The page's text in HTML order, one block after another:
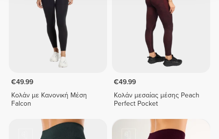
€49.99
Κολάν με Κανονική Μέση
Falcon
€49.99
Κολάν μεσαίας μέσης Peach
Perfect Pocket